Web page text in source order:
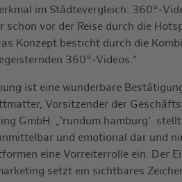
im Städtevergleich: 360°-
schon vor der Reise durch die
Konzept besticht durch die
360°-Videos.“
ist eine wunderbare
Vorsitzender der
GmbH. „‘rundum.hamburg‘
und emotional dar und
eine Vorreiterrolle ein. Der
setzt ein sichtbares